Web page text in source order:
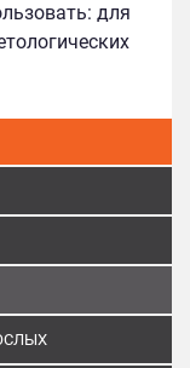
для